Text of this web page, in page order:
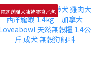
買就送貓犬凍乾零食乙包